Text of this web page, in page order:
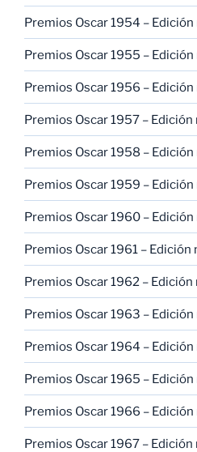
Premios Oscar 1954 –
Premios Oscar 1955 –
Premios Oscar 1956 –
Premios Oscar 1957 –
Premios Oscar 1958 –
Premios Oscar 1959 –
Premios Oscar 1960 –
Premios Oscar 1961 –
Premios Oscar 1962 –
Premios Oscar 1963 –
Premios Oscar 1964 –
Premios Oscar 1965 –
Premios Oscar 1966 –
Premios Oscar 1967 –